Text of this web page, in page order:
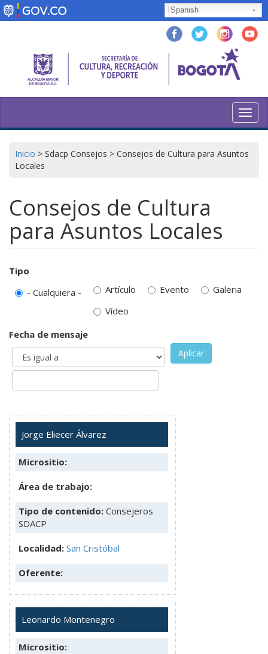
Pasar
al
Spanish
Inicio > Sdacp Consejos > Consejos de Cultura para Asuntos
Locales
Consejos de Cultura
para Asuntos Locales
Tipo
- Cualquiera -
Artículo Evento
Galeria
Vídeo
Fecha de mensaje
Aplicar
Jorge Eliecer Álvarez
Micrositio:
Área de trabajo:
Tipo de contenido: Consejeros
SDACP
Localidad: San Cristóbal
Oferente:
Leonardo Montenegro
Micrositio: